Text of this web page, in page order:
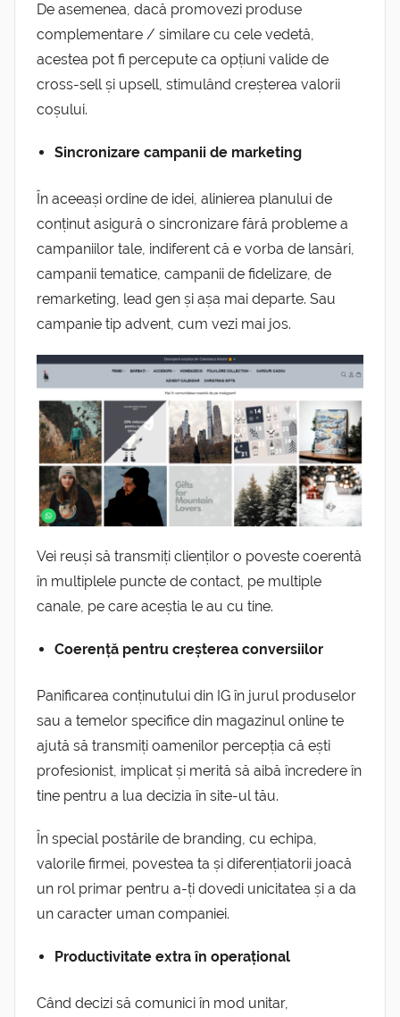
De asemenea, dacă promovezi produse
complementare / similare cu cele vedetă,
acestea pot fi percepute ca opțiuni valide de
cross-sell și upsell, stimulând creșterea valorii
coșului.
Sincronizare campanii de marketing
În aceeași ordine de idei, alinierea planului de
conținut asigură o sincronizare fără probleme a
campaniilor tale, indiferent că e vorba de lansări,
campanii tematice, campanii de fidelizare, de
remarketing, lead gen și așa mai departe. Sau
campanie tip advent, cum vezi mai jos.
Vei reuși să transmiți clienților o poveste coerentă
în multiplele puncte de contact, pe multiple
canale, pe care aceștia le au cu tine.
Coerență pentru creșterea conversiilor
Panificarea conținutului din IG în jurul produselor
sau a temelor specifice din magazinul online te
ajută să transmiți oamenilor percepția că ești
profesionist, implicat și merită să aibă încredere în
tine pentru a lua decizia în site-ul tău.
În special postările de branding, cu echipa,
valorile firmei, povestea ta și diferențiatorii joacă
un rol primar pentru a-ți dovedi unicitatea și a da
un caracter uman companiei.
Productivitate extra în operațional
Când decizi să comunici în mod unitar,